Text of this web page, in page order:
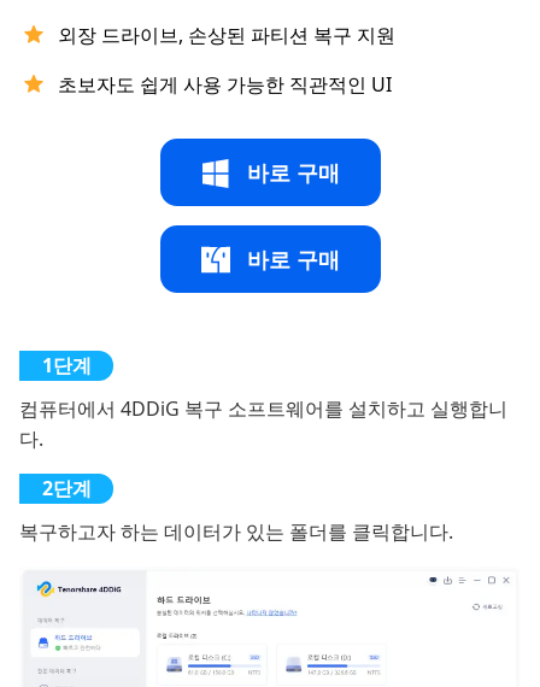
외장 드라이브, 손상된 파티션 복구 지원
초보자도 쉽게 사용 가능한 직관적인 UI
바로 구매
바로 구매
컴퓨터에서 4DDiG 복구 소프트웨어를 설치하고 실행합니
다.
복구하고자 하는 데이터가 있는 폴더를 클릭합니다.